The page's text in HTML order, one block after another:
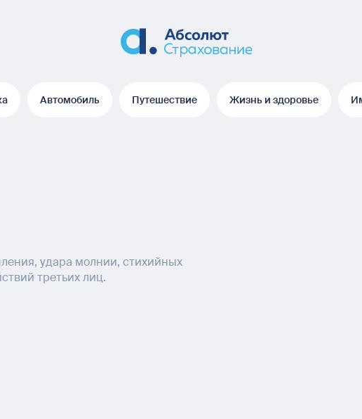
Автомобиль Путешествие Жизнь и здоровье
удара молнии, стихийных
третьих лиц.